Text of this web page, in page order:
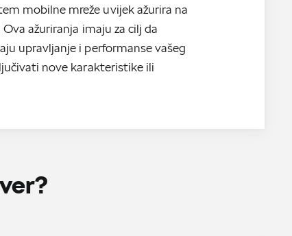
mobilne mreže uvijek ažurira na
ažuriranja imaju za cilj da
upravljanje i performanse vašeg
nove karakteristike ili